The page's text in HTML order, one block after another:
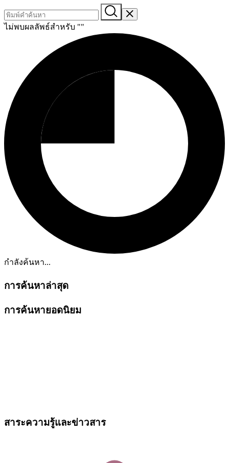
ไม่พบผลลัพธ์สำหรับ ""
กำลังค้นหา...
การค้นหาล่าสุด
การค้นหายอดนิยม
สาระความรู้และข่าวสาร